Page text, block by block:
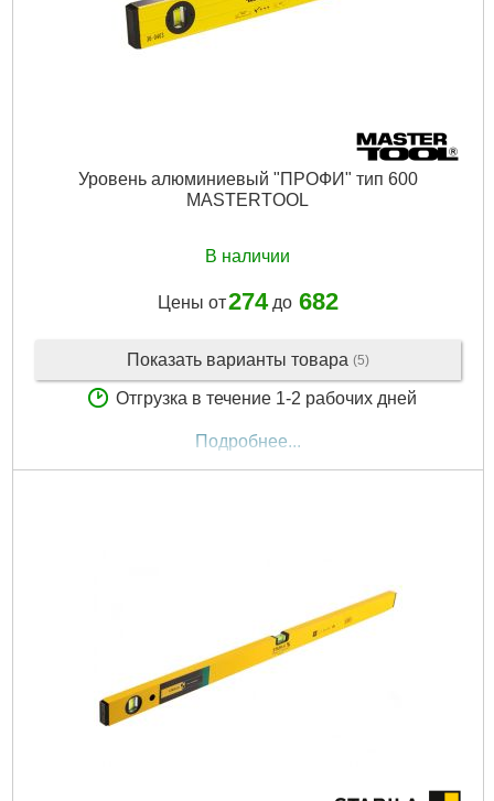
Уровень алюминиевый "ПРОФИ" тип 600
MASTERTOOL
В наличии
Цены от274до 682
Показать варианты товара (5)
Отгрузка в течение 1-2 рабочих дней
Подробнее...